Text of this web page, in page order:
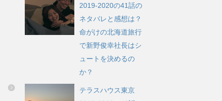
2019-2020の41話の
ネタバレと感想は？
命がけの北海道旅行
で新野俊幸社長はシ
ュートを決めるの
か？
テラスハウス東京